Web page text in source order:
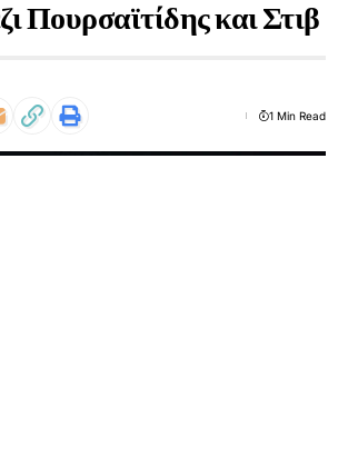
Πουρσαϊτίδης και Στιβ
1 Min Read